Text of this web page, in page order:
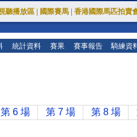
聽播放區 國際賽馬 香港國際馬匹拍賣
統計資料 賽果 賽事報告 騎練資
第 6 場 第 7 場 第 8 場